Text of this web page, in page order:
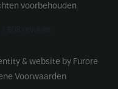
voorbehouden
& website by Furore
Voorwaarden